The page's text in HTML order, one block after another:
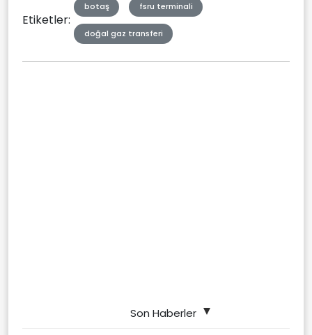
Etiketler:
botaş fsru terminali
doğal gaz transferi
Son Haberler